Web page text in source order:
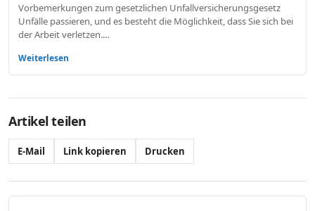
Vorbemerkungen zum gesetzlichen Unfallversicherungsgesetz
Unfälle passieren, und es besteht die Möglichkeit, dass Sie sich bei
der Arbeit verletzen.…
Weiterlesen
Artikel teilen
E-Mail Link kopieren Drucken